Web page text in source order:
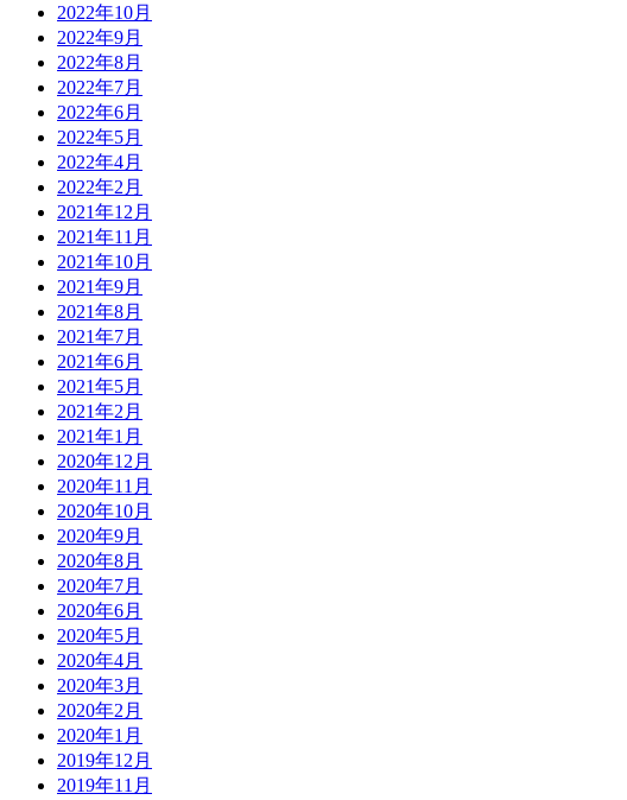
2022年10月
2022年9月
2022年8月
2022年7月
2022年6月
2022年5月
2022年4月
2022年2月
2021年12月
2021年11月
2021年10月
2021年9月
2021年8月
2021年7月
2021年6月
2021年5月
2021年2月
2021年1月
2020年12月
2020年11月
2020年10月
2020年9月
2020年8月
2020年7月
2020年6月
2020年5月
2020年4月
2020年3月
2020年2月
2020年1月
2019年12月
2019年11月